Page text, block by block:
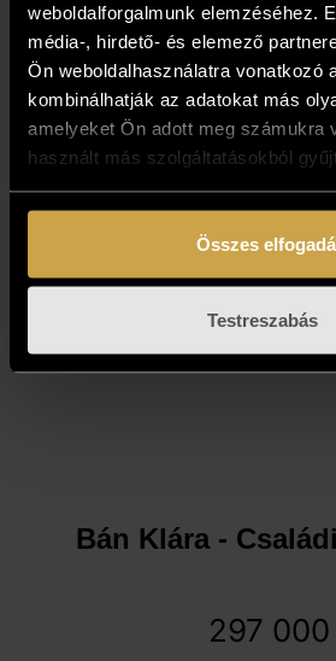
weboldalforgalmunk elemzéséhez.
média-, hirdető- és elemező
Ön weboldalhasználatra vonatkozó
kombinálhatják az adatokat más
amelyeket Ön adott meg számukra
használt más szolgáltatásokból
Összes
Testreszabás
Mihály Anna -
cm)
728
Kosárba
Bán Klára -
297 000